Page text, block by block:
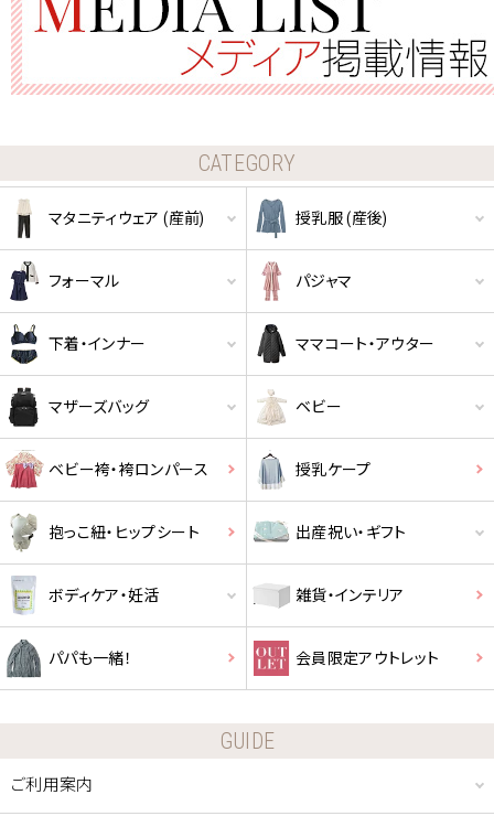
CATEGORY
マタニティウェア (産前) 授乳服 (産後)
フォーマル パジャマ
下着・インナー ママコート・アウター
マザーズバッグ ベビー
ベビー袴・袴ロンパース 授乳ケープ
抱っこ紐・ヒップシート 出産祝い・ギフト
ボディケア・妊活 雑貨・インテリア
パパも一緒！ 会員限定アウトレット
GUIDE
ご利用案内
クーポンコードをコピーしました。
ショッピングカート画面にてご入力ください。
クーポンのご利用には会員登録が必要となります。